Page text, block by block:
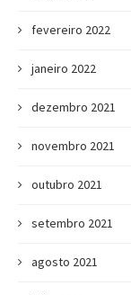
fevereiro 2022
janeiro 2022
dezembro 2021
novembro 2021
outubro 2021
setembro 2021
agosto 2021